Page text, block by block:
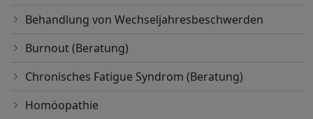
Behandlung von Wechseljahresbeschwerden
Burnout (Beratung)
Chronisches Fatigue Syndrom (Beratung)
Homöopathie